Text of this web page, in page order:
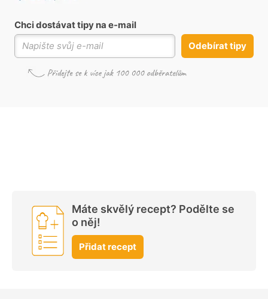
Chci dostávat tipy na e-mail
Odebírat tipy
Máte skvělý recept? Podělte se
o něj!
Přidat recept